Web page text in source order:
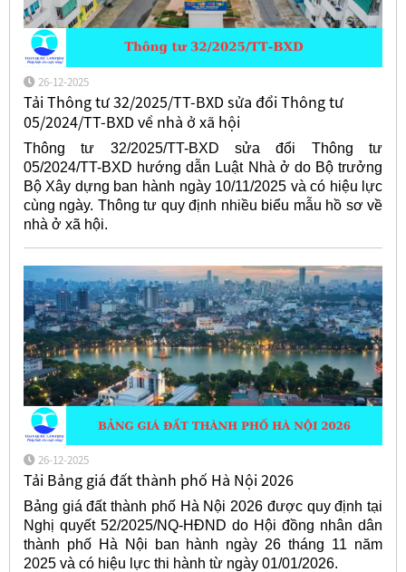
26-12-2025
Tải Thông tư 32/2025/TT-BXD sửa đổi Thông tư
05/2024/TT-BXD về nhà ở xã hội
Thông tư 32/2025/TT-BXD sửa đổi Thông tư
05/2024/TT-BXD hướng dẫn Luật Nhà ở do Bộ trưởng
Bộ Xây dựng ban hành ngày 10/11/2025 và có hiệu lực
cùng ngày. Thông tư quy định nhiều biểu mẫu hồ sơ về
nhà ở xã hội.
26-12-2025
Tải Bảng giá đất thành phố Hà Nội 2026
Bảng giá đất thành phố Hà Nội 2026 được quy định tại
Nghị quyết 52/2025/NQ-HĐND do Hội đồng nhân dân
thành phố Hà Nội ban hành ngày 26 tháng 11 năm
2025 và có hiệu lực thi hành từ ngày 01/01/2026.